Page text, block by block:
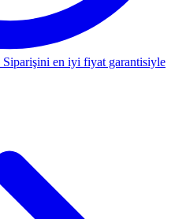
Siparişini en iyi fiyat garantisiyle